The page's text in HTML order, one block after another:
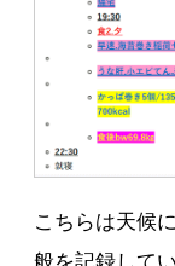
こちらは天候